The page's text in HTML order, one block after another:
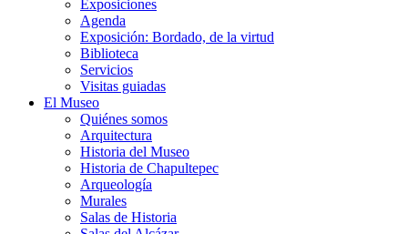
Exposiciones
Agenda
Exposición: Bordado, de la virtud
Biblioteca
Servicios
Visitas guiadas
El Museo
Quiénes somos
Arquitectura
Historia del Museo
Historia de Chapultepec
Arqueología
Murales
Salas de Historia